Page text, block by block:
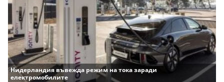
Нидерландия въвежда режим на тока заради
електромобилите